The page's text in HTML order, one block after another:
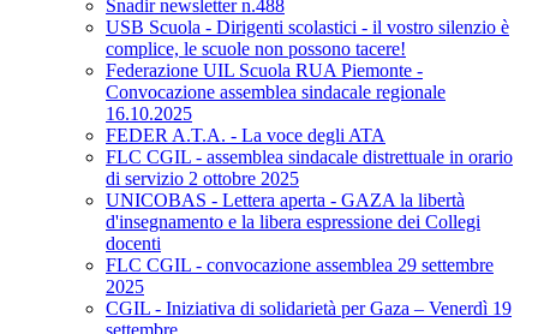
Snadir newsletter n.488
USB Scuola - Dirigenti scolastici - il vostro silenzio è
complice, le scuole non possono tacere!
Federazione UIL Scuola RUA Piemonte -
Convocazione assemblea sindacale regionale
16.10.2025
FEDER A.T.A. - La voce degli ATA
FLC CGIL - assemblea sindacale distrettuale in orario
di servizio 2 ottobre 2025
UNICOBAS - Lettera aperta - GAZA la libertà
d'insegnamento e la libera espressione dei Collegi
docenti
FLC CGIL - convocazione assemblea 29 settembre
2025
CGIL - Iniziativa di solidarietà per Gaza – Venerdì 19